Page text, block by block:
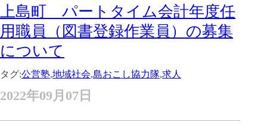
上島町 パートタイム会計年度任
用職員（図書登録作業員）の募集
について
タグ:公営塾,地域社会,島おこし協力隊,求人
2022年09月07日